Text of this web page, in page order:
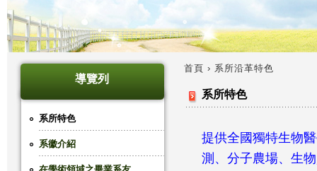
導覽列
系所特色
系徽介紹
您
首頁 › 系所沿革特色
系所特色
提供全國獨特生物
測、分子農場、生